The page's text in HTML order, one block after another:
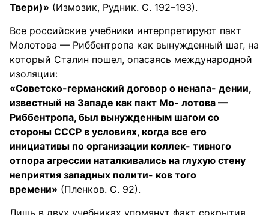
Твери)» (Измозик, Рудник. С. 192–193).
Все российские учебники интерпретируют пакт
Молотова — Риббентропа как вынужденный шаг, на
который Сталин пошел, опасаясь международной
изоляции:
«Советско-германский договор о ненапа- дении,
известный на Западе как пакт Мо- лотова —
Риббентропа, был вынужденным шагом со
стороны СССР в условиях, когда все его
инициативы по организации коллек- тивного
отпора агрессии наталкивались на глухую стену
неприятия западных полити- ков того
времени» (Пленков. С. 92).
Лишь в двух учебниках упомянут факт сокрытия